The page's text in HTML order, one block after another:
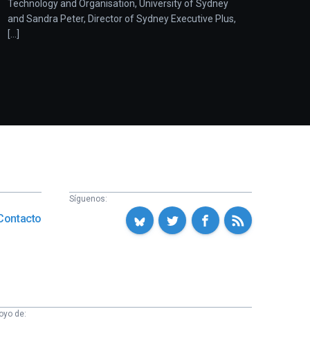
Technology and Organisation, University of Sydney
and Sandra Peter, Director of Sydney Executive Plus,
[...]
Síguenos:
de: